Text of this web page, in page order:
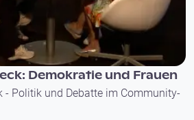
Demokratie und Frauen
- Politik und Debatte im Community-